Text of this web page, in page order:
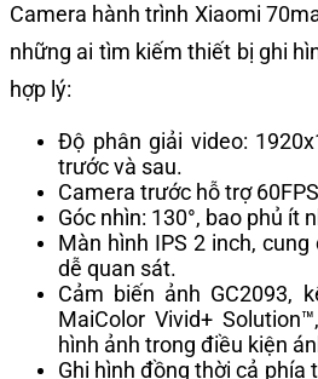
Camera hành trình Xiaomi
những ai tìm kiếm thiết bị ghi
hợp lý:
Độ phân giải video:
trước và sau.
Camera trước hỗ trợ
Góc nhìn: 130°, bao phủ ít
Màn hình IPS 2 inch,
dễ quan sát.​
Cảm biến ảnh GC2093,
MaiColor Vivid+
hình ảnh trong điều kiện
Ghi hình đồng thời cả phía